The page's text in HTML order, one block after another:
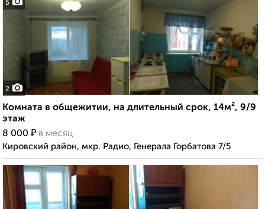
5
2
Комната в общежитии, на длительный срок, 14м², 9/9
этаж
8 000 ₽ в месяц
Кировский район, мкр. Радио, Генерала Горбатова 7/5